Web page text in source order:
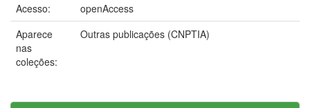
Acesso:
openAccess
Aparece
nas
coleções:
Outras publicações (CNPTIA)